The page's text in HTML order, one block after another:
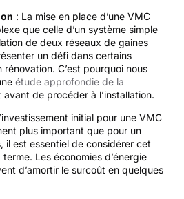
: La mise en place d’une VMC
que celle d’un système simple
de deux réseaux de gaines
un défi dans certains
C’est pourquoi nous
étude approfondie de la
avant de procéder à l’installation.
initial pour une VMC
plus important que pour un
il est essentiel de considérer cet
Les économies d’énergie
d’amortir le surcoût en quelques